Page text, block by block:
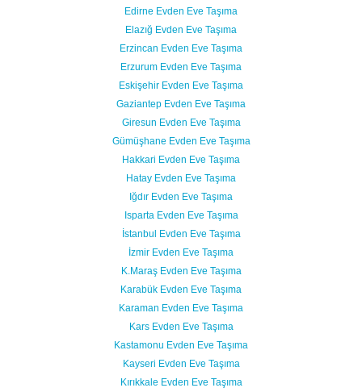
Edirne Evden Eve Taşıma
Elazığ Evden Eve Taşıma
Erzincan Evden Eve Taşıma
Erzurum Evden Eve Taşıma
Eskişehir Evden Eve Taşıma
Gaziantep Evden Eve Taşıma
Giresun Evden Eve Taşıma
Gümüşhane Evden Eve Taşıma
Hakkari Evden Eve Taşıma
Hatay Evden Eve Taşıma
Iğdır Evden Eve Taşıma
Isparta Evden Eve Taşıma
İstanbul Evden Eve Taşıma
İzmir Evden Eve Taşıma
K.Maraş Evden Eve Taşıma
Karabük Evden Eve Taşıma
Karaman Evden Eve Taşıma
Kars Evden Eve Taşıma
Kastamonu Evden Eve Taşıma
Kayseri Evden Eve Taşıma
Kırıkkale Evden Eve Taşıma